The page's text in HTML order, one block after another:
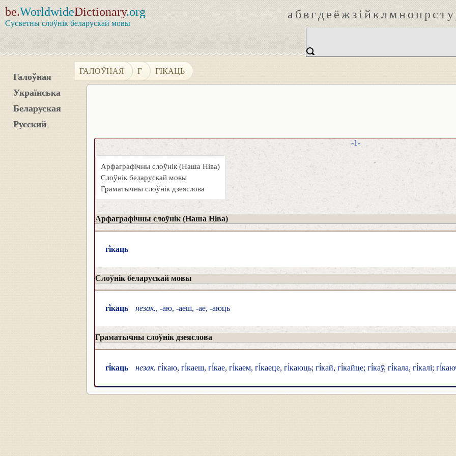
be.WorldwideDictionary.org
Сусветны слоўнік беларускай мовы
абвгдеёжзійклмнопрсту
Галоўная
Українська
Беларуская
Русский
ГАЛОЎНАЯ Г ГІКАЦЬ
-1-
Арфаграфічны слоўнік (Наша Ніва)
Слоўнік беларускай мовы
Граматычны слоўнік дзеяслова
Арфаграфічны слоўнік (Наша Ніва)
гі́каць
Слоўнік беларускай мовы
гі́каць незак., -аю, -аеш, -ае, -аюць
Граматычны слоўнік дзеяслова
гі́каць незак. гі́каю, гі́каеш, гі́кае, гі́каем, гі́каеце, гі́каюць; гі́кай, гі́кайце; гі́каў, гі́кала, гі́калі;